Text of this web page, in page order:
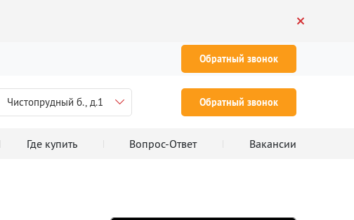
Обратный звонок
Чистопрудный б., д.1 Обратный звонок
Где купить Вопрос-Ответ Вакансии